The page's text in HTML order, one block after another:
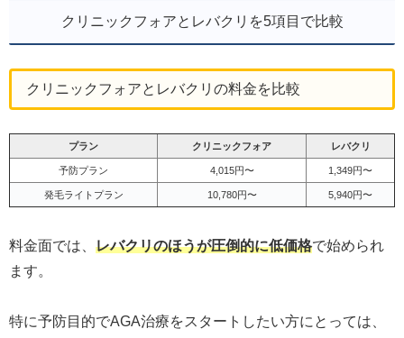
クリニックフォアとレバクリを5項目で比較
クリニックフォアとレバクリの料金を比較
プラン クリニックフォア レバクリ
予防プラン 4,015円〜 1,349円〜
発毛ライトプラン 10,780円〜 5,940円〜
料金面では、 レバクリのほうが圧倒的に低価格で始められ
ます。
特に予防目的でAGA治療をスタートしたい方にとっては、